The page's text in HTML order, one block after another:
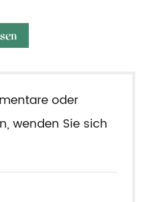
oder
wenden Sie sich